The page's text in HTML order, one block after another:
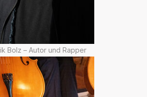
Bolz – Autor und Rapper